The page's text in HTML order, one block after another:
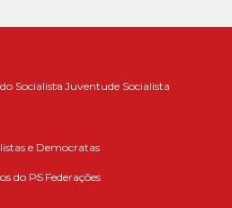
Socialista Juventude Socialista
e Democratas
do PS Federações